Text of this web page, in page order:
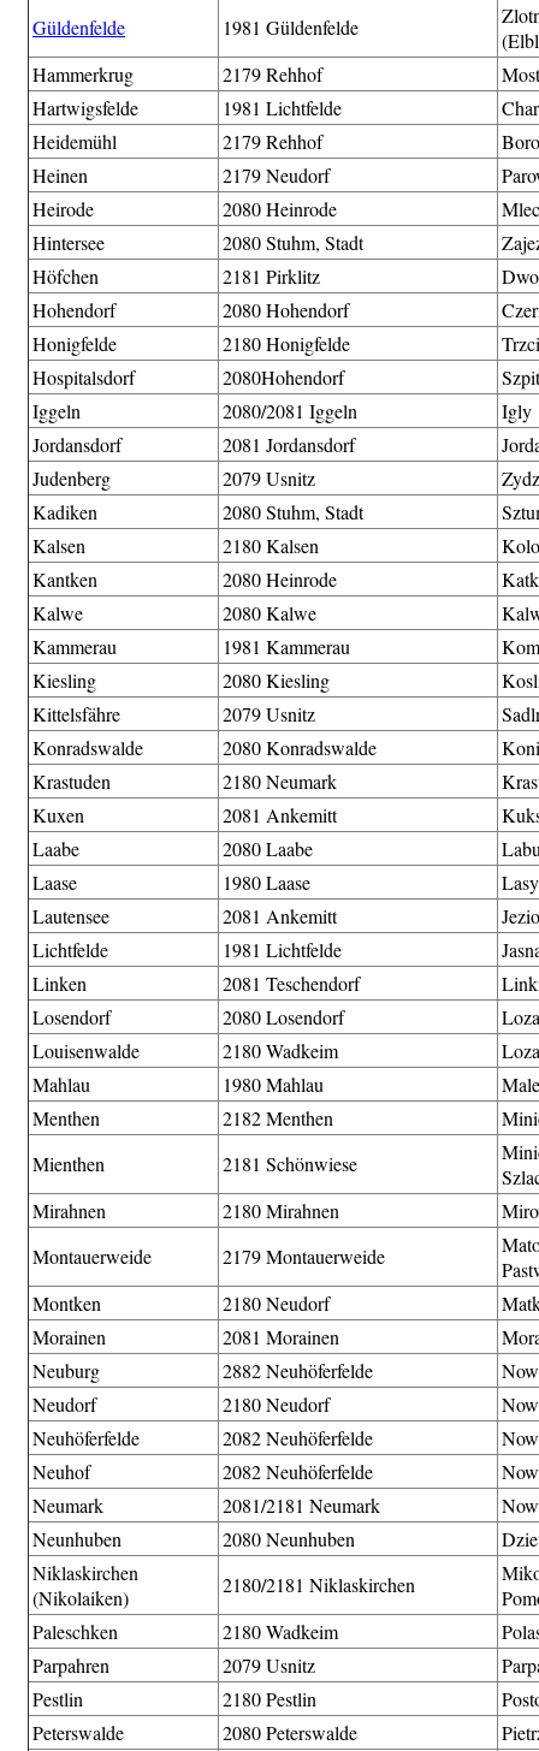
Güldenfelde 1981 Güldenfelde
Hammerkrug
2179 Rehhof
Hartwigsfelde
1981 Lichtfelde
Heidemühl
2179 Rehhof
Heinen
2179 Neudorf
Heirode
2080 Heinrode
Hintersee
2080 Stuhm, Stadt
Höfchen
2181 Pirklitz
Hohendorf
2080 Hohendorf
Honigfelde
2180 Honigfelde
Hospitalsdorf
2080Hohendorf
Iggeln
2080/2081 Iggeln
Igly
Jordansdorf
2081 Jordansdorf
Judenberg
2079 Usnitz
Kadiken
2080 Stuhm, Stadt
Kalsen
2180 Kalsen
Kantken
2080 Heinrode
Kalwe
2080 Kalwe
Kammerau
1981 Kammerau
Kiesling
2080 Kiesling
Kittelsfähre
2079 Usnitz
Konradswalde
2080 Konradswalde
Krastuden
2180 Neumark
Kuxen
2081 Ankemitt
Laabe
2080 Laabe
Laase
1980 Laase
Lasy
Lautensee
2081 Ankemitt
Lichtfelde
1981 Lichtfelde
Linken
2081 Teschendorf
Losendorf
2080 Losendorf
Loza
Louisenwalde
2180 Wadkeim
Loza
Mahlau
1980 Mahlau
Menthen
2182 Menthen
Mienthen
2181 Schönwiese
Mirahnen
2180 Mirahnen
Montauerweide
2179 Montauerweide
Montken
2180 Neudorf
Morainen
2081 Morainen
Neuburg
2882 Neuhöferfelde
Neudorf
2180 Neudorf
Neuhöferfelde
2082 Neuhöferfelde
Neuhof
2082 Neuhöferfelde
Neumark
2081/2181 Neumark
Neunhuben
2080 Neunhuben
Niklaskirchen
(Nikolaiken)
2180/2181 Niklaskirchen
Paleschken
2180 Wadkeim
Parpahren
2079 Usnitz
Pestlin
2180 Pestlin
Peterswalde
2080 Peterswalde